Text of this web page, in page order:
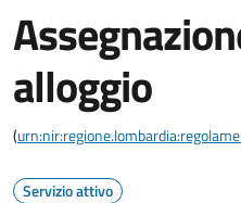
alloggio
(
Servizio attivo